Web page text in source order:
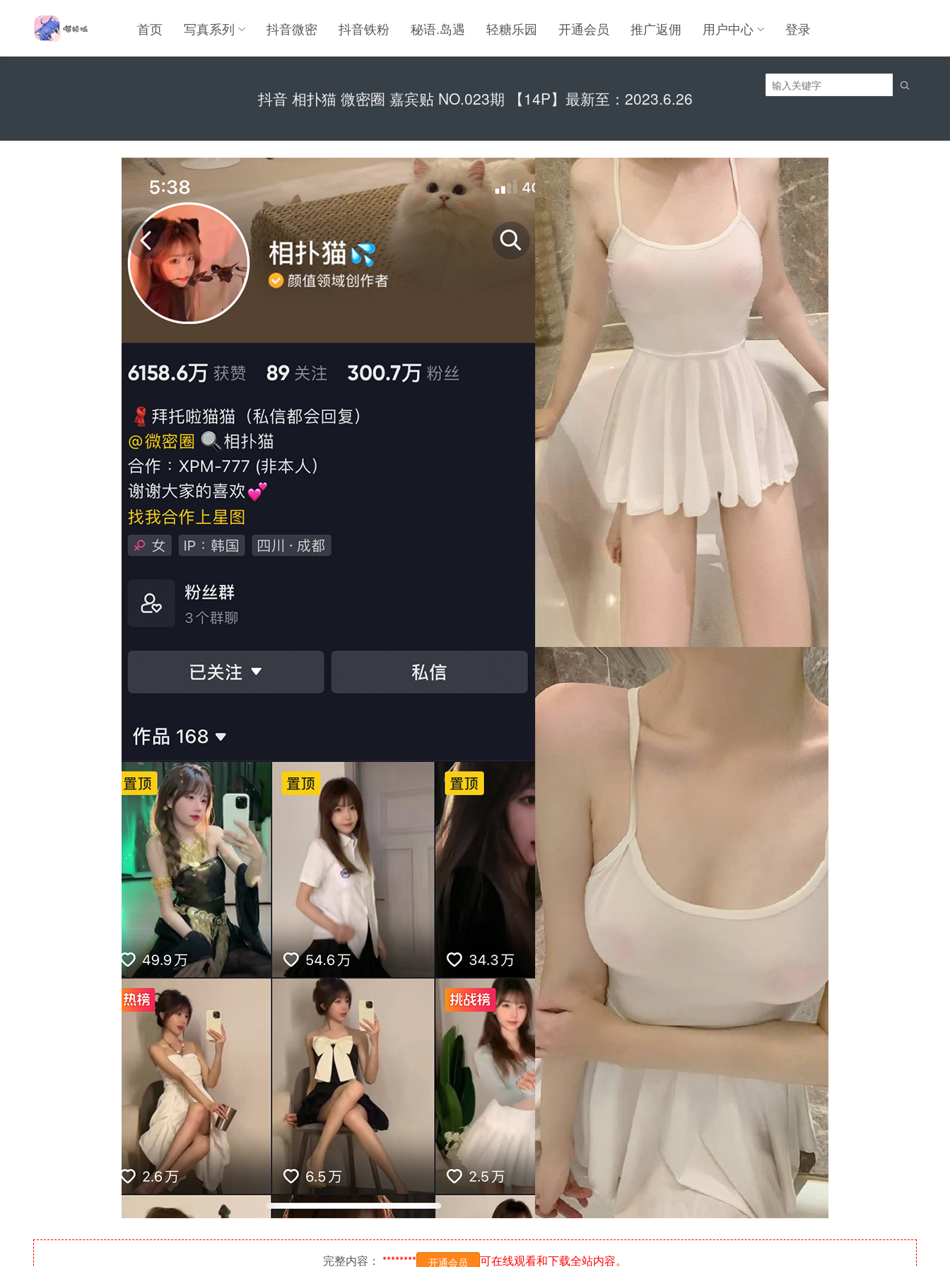
首页 写真系列 抖音微密 抖音铁粉 秘语.岛遇 轻糖乐园 开通会员 推广返佣 用户中心 登录

抖音 相扑猫 微密圈 嘉宾贴 NO.023期 【14P】最新至：2023.6.26
完整内容： ******** 开通会员 可在线观看和下载全站内容。